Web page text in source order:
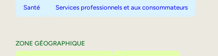
Santé Services professionnels et aux consommateurs
ZONE GÉOGRAPHIQUE